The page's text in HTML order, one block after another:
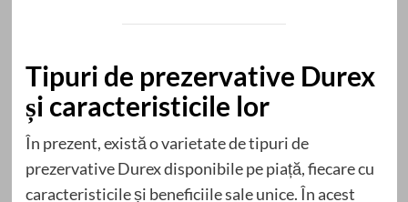
Tipuri de prezervative Durex
și caracteristicile lor
În prezent, există o varietate de tipuri de
prezervative Durex disponibile pe piață, fiecare cu
caracteristicile și beneficiile sale unice. În acest